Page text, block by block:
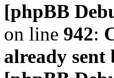
[phpBB
on line 942:
already